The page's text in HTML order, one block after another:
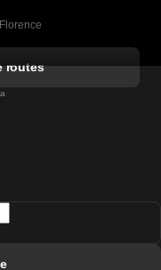
routes